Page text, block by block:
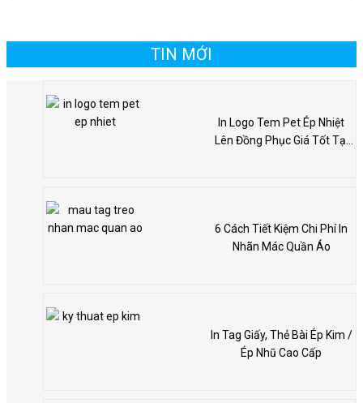
TIN MỚI
In Logo Tem Pet Ép Nhiệt
Lên Đồng Phục Giá Tốt Tại
6 Cách Tiết Kiệm Chi Phí In
Nhãn Mác Quần Áo
In Tag Giấy, Thẻ Bài Ép Kim /
Ép Nhũ Cao Cấp